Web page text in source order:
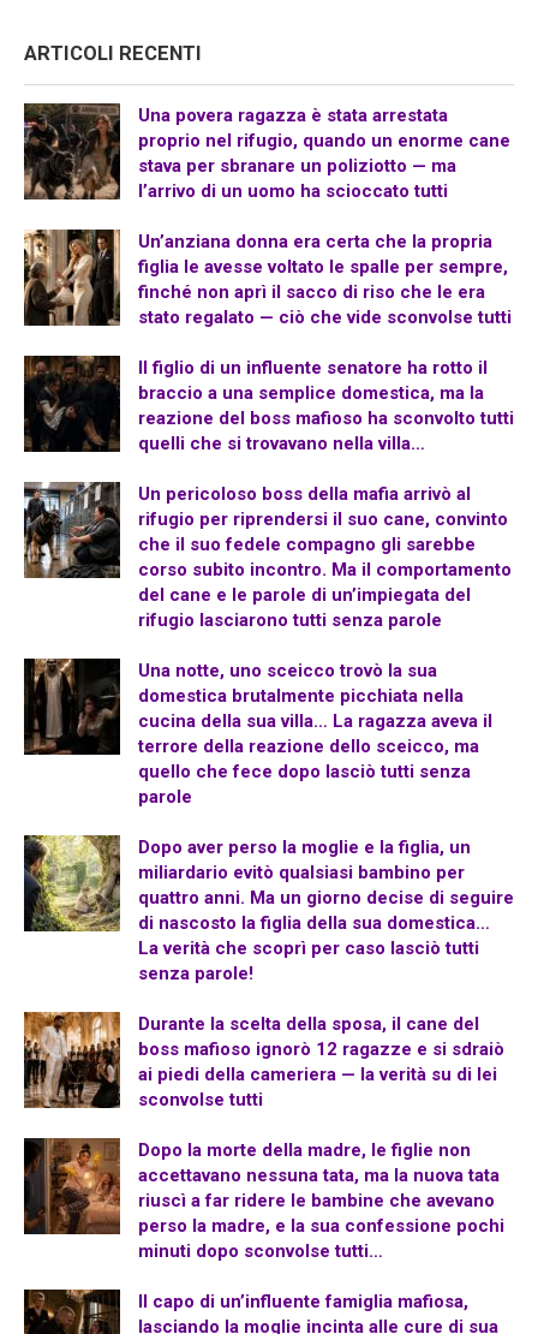
ARTICOLI RECENTI
Una povera ragazza è stata arrestata
proprio nel rifugio, quando un enorme cane
stava per sbranare un poliziotto — ma
l’arrivo di un uomo ha scioccato tutti
Un’anziana donna era certa che la propria
figlia le avesse voltato le spalle per sempre,
finché non aprì il sacco di riso che le era
stato regalato — ciò che vide sconvolse tutti
Il figlio di un influente senatore ha rotto il
braccio a una semplice domestica, ma la
reazione del boss mafioso ha sconvolto tutti
quelli che si trovavano nella villa…
Un pericoloso boss della mafia arrivò al
rifugio per riprendersi il suo cane, convinto
che il suo fedele compagno gli sarebbe
corso subito incontro. Ma il comportamento
del cane e le parole di un’impiegata del
rifugio lasciarono tutti senza parole
Una notte, uno sceicco trovò la sua
domestica brutalmente picchiata nella
cucina della sua villa… La ragazza aveva il
terrore della reazione dello sceicco, ma
quello che fece dopo lasciò tutti senza
parole
Dopo aver perso la moglie e la figlia, un
miliardario evitò qualsiasi bambino per
quattro anni. Ma un giorno decise di seguire
di nascosto la figlia della sua domestica…
La verità che scoprì per caso lasciò tutti
senza parole!
Durante la scelta della sposa, il cane del
boss mafioso ignorò 12 ragazze e si sdraiò
ai piedi della cameriera — la verità su di lei
sconvolse tutti
Dopo la morte della madre, le figlie non
accettavano nessuna tata, ma la nuova tata
riuscì a far ridere le bambine che avevano
perso la madre, e la sua confessione pochi
minuti dopo sconvolse tutti…
Il capo di un’influente famiglia mafiosa,
lasciando la moglie incinta alle cure di sua